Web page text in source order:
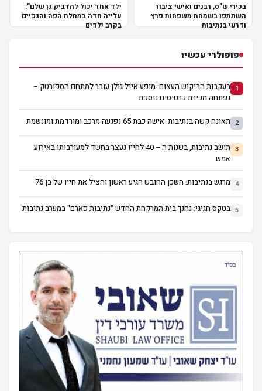
בכירי ש"ס, רבנים ואישי ציבור
השתתפו בשמחת משפחות פרץ
ודרעי בנתיבות
ילד אחד יכול להדביק גן שלם":
עלייה חדה במחלת הפה והגפיים
בקרב ילדים
פופולרי עכשיו
1 בעקבות הביקוש העצום: מופע אייל גולן עובר למתחם הספורטק –
נפתחה מכירת כרטיסים נוספת
2 תאונה קשה בנתיבות: אישה כבת 65 נפגעה מרכב ומורדמת ומונשמת
3
תושב נתיבות, בשנות ה – 40 לחייו נעצר בחשד למעורבותו באירוע
אמש
4 מרגש בנתיבות: השכן החובש הגיע ראשון והציל את חייו של בן 76
5 בטקס חגיגי: נחנך בית המרקחת החדש "נתיבות פארם" במערב נתיבות